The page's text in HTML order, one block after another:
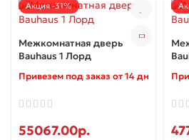
Акция -31%
Межкомнатная дверь
Bauhaus 1 Лорд
Привезем под заказ от 14 дней ✓
55067.00р.